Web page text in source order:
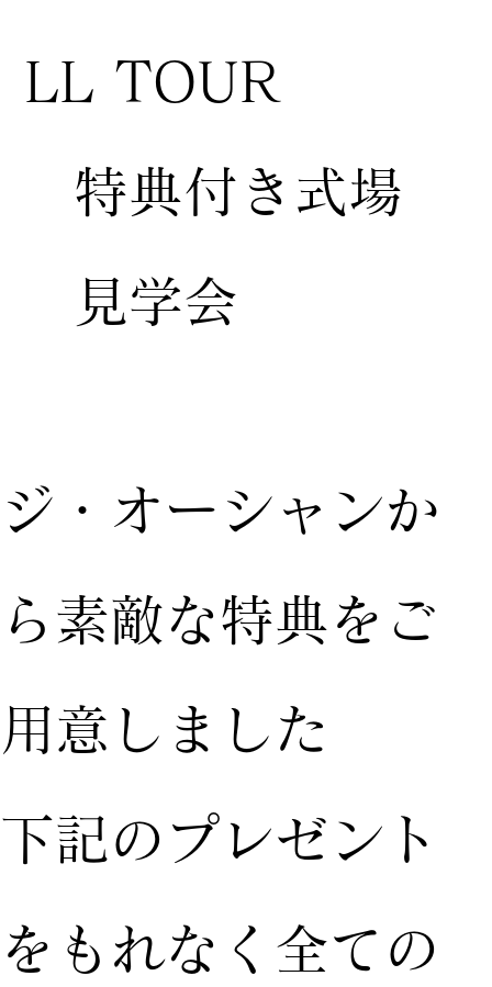
LL TOUR
特典付き式場
見学会
ジ・オーシャンか
ら素敵な特典をご
用意しました
下記のプレゼント
をもれなく全ての